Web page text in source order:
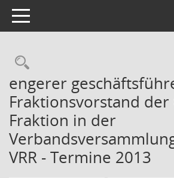
Toggle navigation
Rechercheauswahl
engerer
Fraktionsvorstand der
Fraktion in der
VRR - Termine 2013